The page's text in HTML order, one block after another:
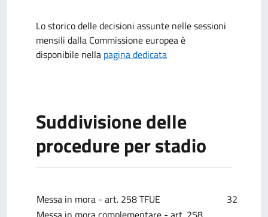
Lo storico delle decisioni assunte nelle sessioni
mensili dalla Commissione europea è
disponibile nella pagina dedicata
Suddivisione delle
procedure per stadio
Messa in mora - art. 258 TFUE
32